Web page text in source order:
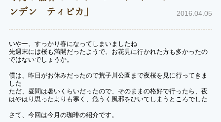
ンデン ティピカ」
2016.04.05
いやー、すっかり春になってしまいましたね
先週末には桜も満開だったようで、お花見に行かれた方も多かったの
ではないでしょうか。
僕は、昨日がお休みだったので荒子川公園まで夜桜を見に行ってきま
した
ただ、昼間は暑いくらいだったので、そのままの格好で行ったら、夜
はやはり思ったよりも寒く、危うく風邪をひいてしまうところでした
さて、今回は今月の珈琲の紹介です。